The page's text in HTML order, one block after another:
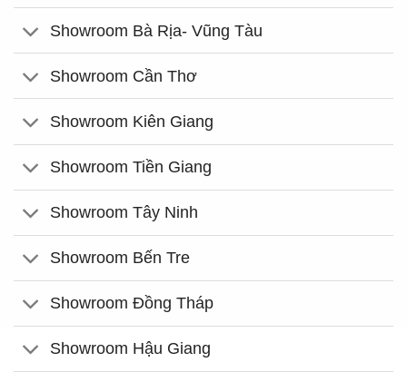
Showroom Bà Rịa- Vũng Tàu
Showroom Cần Thơ
Showroom Kiên Giang
Showroom Tiền Giang
Showroom Tây Ninh
Showroom Bến Tre
Showroom Đồng Tháp
Showroom Hậu Giang